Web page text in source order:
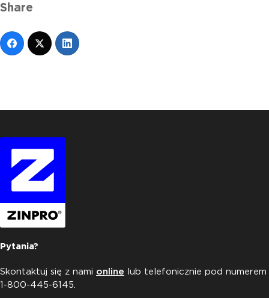
Share
Pytania?
Skontaktuj się z nami online lub telefonicznie pod numerem
1-800-445-6145.